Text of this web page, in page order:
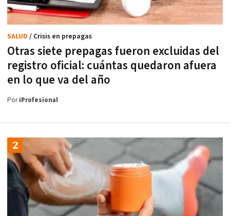
Otras siete prepagas fueron excluidas del
registro oficial: cuántas quedaron afuera
en lo que va del año
SALUD / Crisis en prepagas
PoriProfesional